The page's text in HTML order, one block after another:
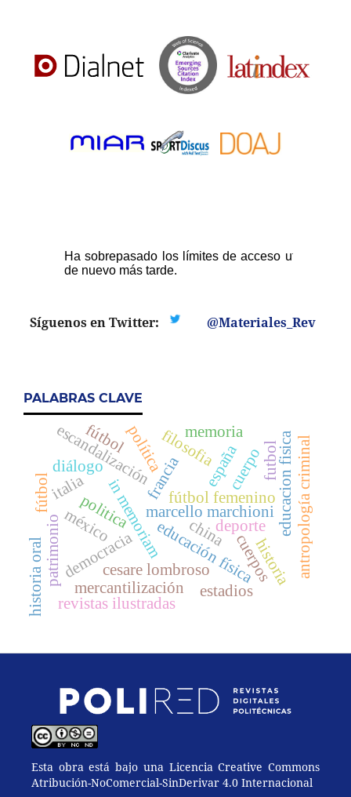
Síguenos en Twitter: @Materiales_Rev
PALABRAS CLAVE
in memoriammarcello marchioni
cuerpos
politica deporte
educación física
democracia
educacion fisica
fútbol femenino
españa
francia
méxico
escandalización
diálogo
historia
filosofia antropología criminal
cesare lombroso
cuerpo
política
estadios
memoria
patrimonio
mercantilización
italia
fútbol
china
revistas ilustradas
fútbol
historia oral
futbol
Esta obra está bajo una Licencia Creative Commons
Atribución-NoComercial-SinDerivar 4.0 Internacional